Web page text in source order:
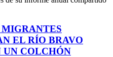
EL RÍO BRAVO
UN COLCHÓN